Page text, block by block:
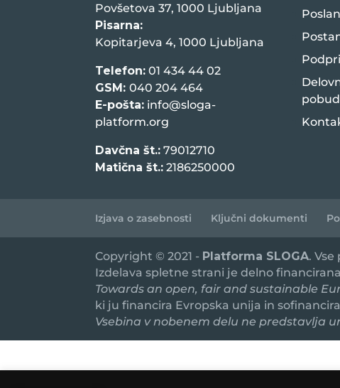
Povšetova 37, 1000 Ljubljana
Pisarna:
Kopitarjeva 4, 1000 Ljubljana
Telefon: 01 434 44 02
GSM:040 204 464
E-pošta: info@sloga-
platform.org
Davčna št.: 79012710
Matična št.: 2186250000
Izjava o zasebnosti Ključni dokumenti
Copyright © 2021 - Platforma SLOGA.
Izdelava spletne strani je delno
Towards an open, fair and sustainable
ki ju financira Evropska unija in
Vsebina v nobenem delu ne predstavlja